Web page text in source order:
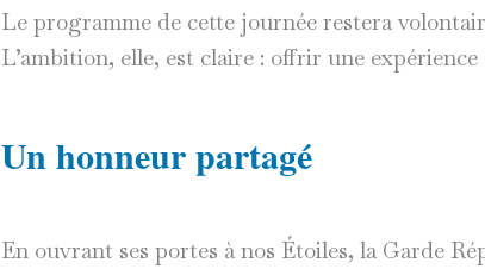
Le programme de cette journée restera
L’ambition, elle, est claire : offrir une
Un honneur partagé
En ouvrant ses portes à nos Étoiles, la Garde